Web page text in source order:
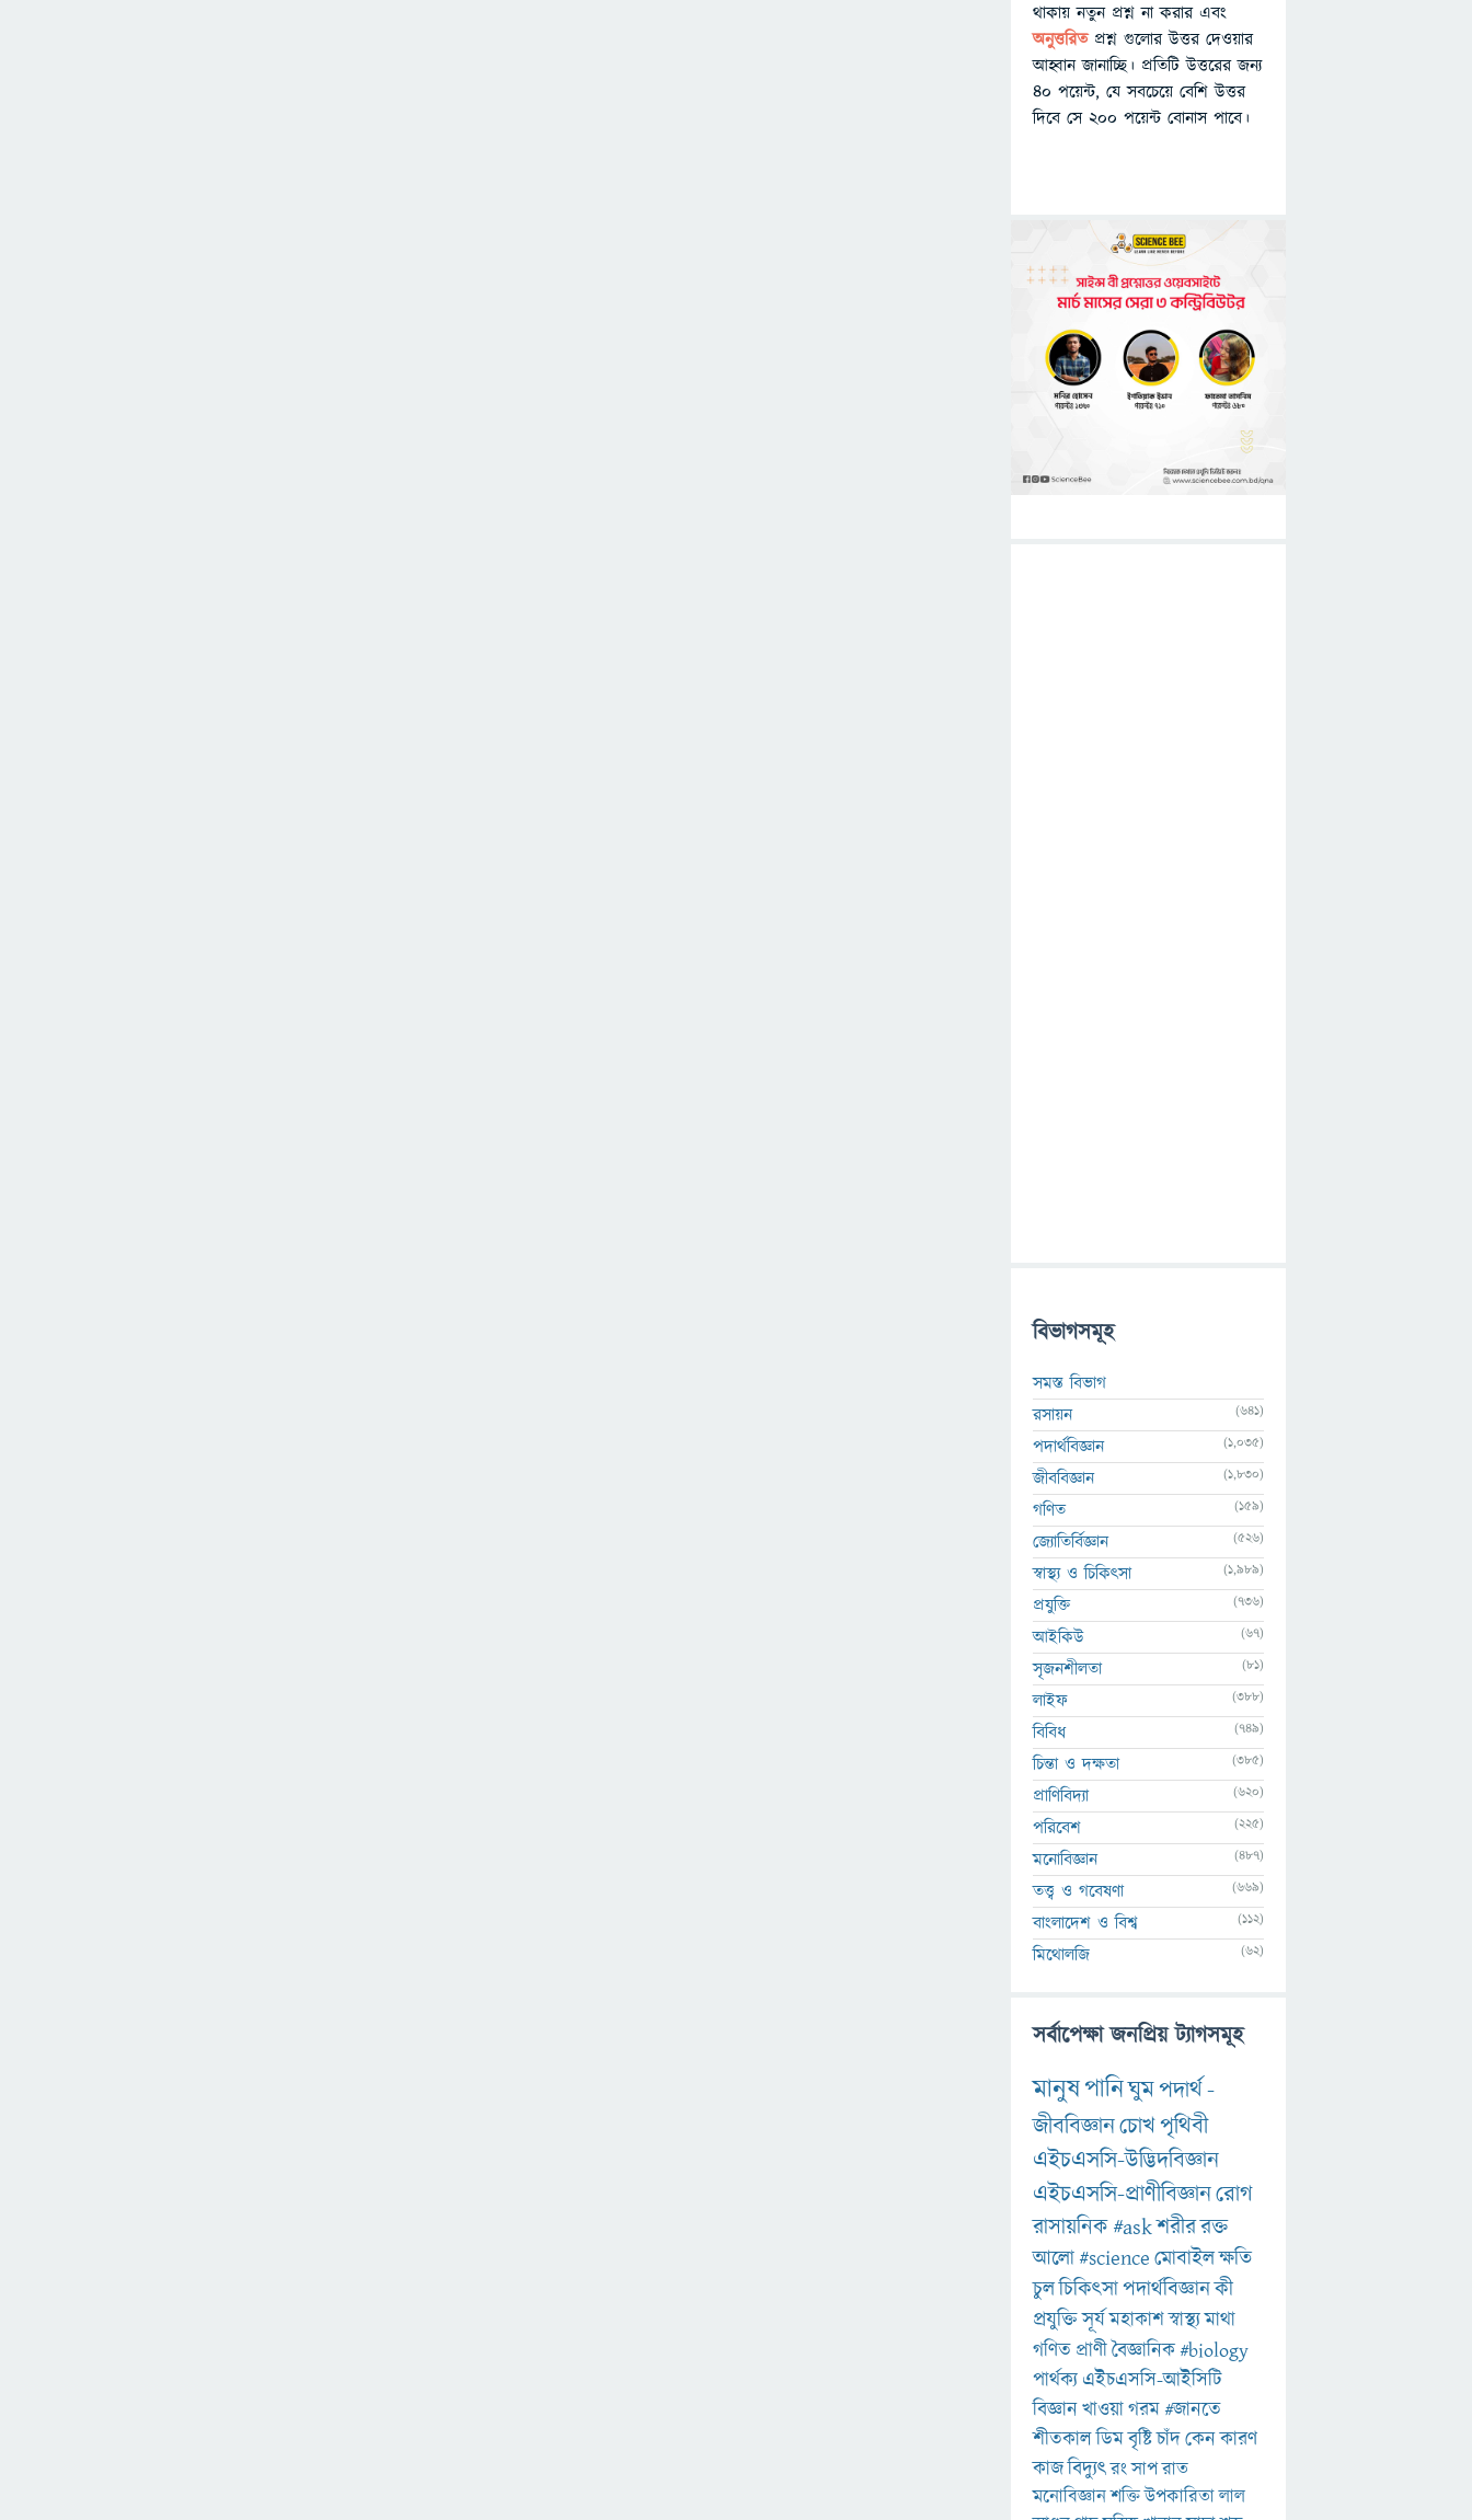
থাকায় নতুন প্রশ্ন না করার এবং
অনুত্তরিত প্রশ্ন গুলোর উত্তর দেওয়ার
আহ্বান জানাচ্ছি। প্রতিটি উত্তরের জন্য
৪০ পয়েন্ট, যে সবচেয়ে বেশি উত্তর
দিবে সে ২০০ পয়েন্ট বোনাস পাবে।
বিভাগসমূহ
সমস্ত বিভাগ
রসায়ন
(641)
পদার্থবিজ্ঞান (1,035)
জীববিজ্ঞান (1,830)
গণিত (159)
জ্যোতির্বিজ্ঞান (526)
স্বাস্থ্য ও চিকিৎসা (1,989)
প্রযুক্তি (736)
আইকিউ (67)
সৃজনশীলতা (81)
লাইফ (388)
বিবিধ (749)
চিন্তা ও দক্ষতা (385)
প্রাণিবিদ্যা (620)
পরিবেশ (225)
মনোবিজ্ঞান (487)
তত্ত্ব ও গবেষণা (669)
বাংলাদেশ ও বিশ্ব (112)
মিথোলজি (62)
সর্বাপেক্ষা জনপ্রিয় ট্যাগসমূহ
মানুষপানিঘুমপদার্থ-
জীববিজ্ঞানচোখপৃথিবী
এইচএসসি-উদ্ভিদবিজ্ঞান
এইচএসসি-প্রাণীবিজ্ঞানরোগ
রাসায়নিক#askশরীররক্ত
আলো#scienceমোবাইলক্ষতি
চুলচিকিৎসাপদার্থবিজ্ঞানকী
প্রযুক্তিসূর্যমহাকাশস্বাস্থ্যমাথা
গণিত প্রাণীবৈজ্ঞানিক#biology
পার্থক্য এইচএসসি-আইসিটি
বিজ্ঞানখাওয়াগরম#জানতে
শীতকালডিমবৃষ্টিচাঁদকেনকারণ
কাজবিদ্যুৎরংসাপরাত
মনোবিজ্ঞানশক্তিউপকারিতালাল